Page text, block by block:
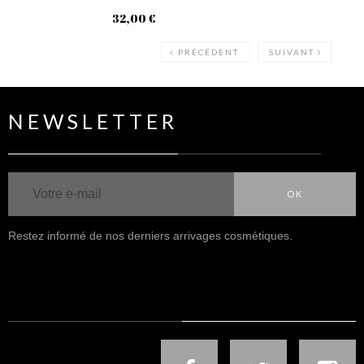
32,00 €
PRÉCÉDENT SUIVANT
NEWSLETTER
OK
Restez informé de nos derniers arrivages cosmétiques.